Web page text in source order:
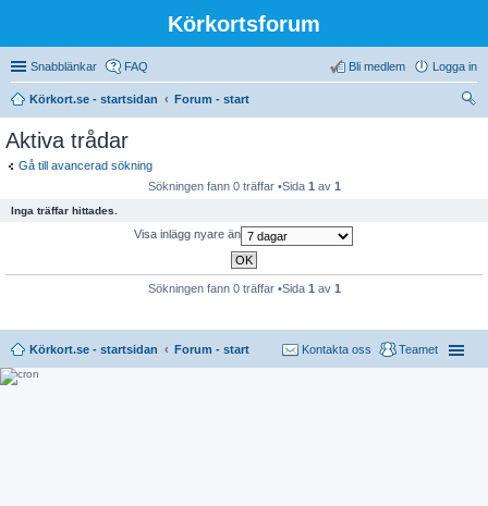
Körkortsforum
Snabblänkar FAQ Logga in
Bli medlem
Körkort.se - startsidan
Forum - start
Aktiva trådar
Gå till avancerad sökning
Sökningen fann 0 träffar •Sida 1 av 1
Inga träffar hittades.
Visa inlägg nyare än
Sökningen fann 0 träffar •Sida 1 av 1
Körkort.se - startsidan Forum - start Teamet
Kontakta oss